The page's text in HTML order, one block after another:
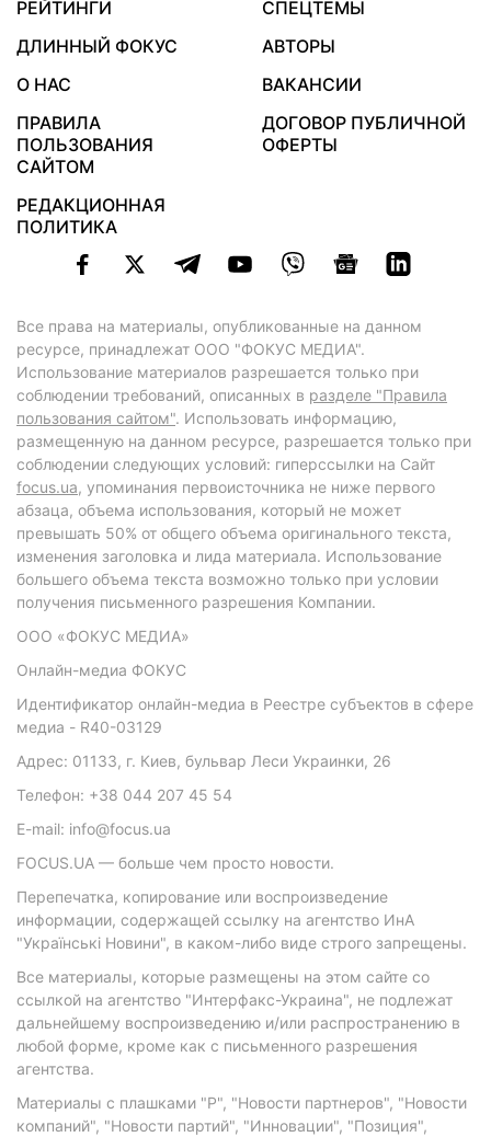
РЕЙТИНГИ
СПЕЦТЕМЫ
ДЛИННЫЙ ФОКУС
АВТОРЫ
О НАС
ВАКАНСИИ
ПРАВИЛА
ПОЛЬЗОВАНИЯ
САЙТОМ
ДОГОВОР ПУБЛИЧНОЙ
ОФЕРТЫ
РЕДАКЦИОННАЯ
ПОЛИТИКА
Все права на материалы, опубликованные на данном
ресурсе, принадлежат ООО "ФОКУС МЕДИА".
Использование материалов разрешается только при
соблюдении требований, описанных в разделе "Правила
пользования сайтом". Использовать информацию,
размещенную на данном ресурсе, разрешается только при
соблюдении следующих условий: гиперссылки на Сайт
focus.ua, упоминания первоисточника не ниже первого
абзаца, объема использования, который не может
превышать 50% от общего объема оригинального текста,
изменения заголовка и лида материала. Использование
большего объема текста возможно только при условии
получения письменного разрешения Компании.
ООО «ФОКУС МЕДИА»
Онлайн-медиа ФОКУС
Идентификатор онлайн-медиа в Реестре субъектов в сфере
медиа - R40-03129
Адрес: 01133, г. Киев, бульвар Леси Украинки, 26
Телефон: +38 044 207 45 54
E-mail: info@focus.ua
FOCUS.UA — больше чем просто новости.
Перепечатка, копирование или воспроизведение
информации, содержащей ссылку на агентство ИнА
"Українські Новини", в каком-либо виде строго запрещены.
Все материалы, которые размещены на этом сайте со
ссылкой на агентство "Интерфакс-Украина", не подлежат
дальнейшему воспроизведению и/или распространению в
любой форме, кроме как с письменного разрешения
агентства.
Материалы с плашками "Р", "Новости партнеров", "Новости
компаний", "Новости партий", "Инновации", "Позиция",